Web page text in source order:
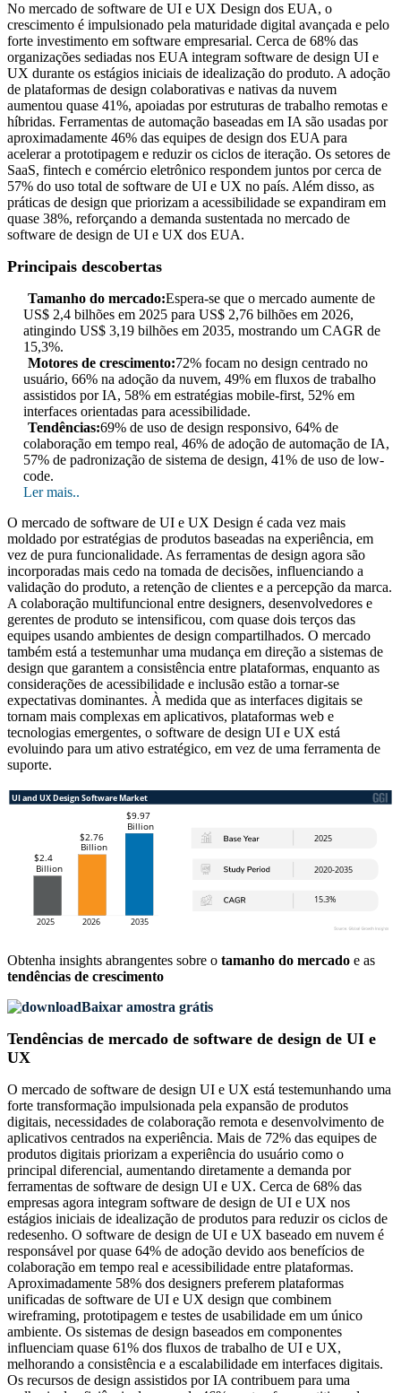
No mercado de software de UI e UX Design dos EUA, o
crescimento é impulsionado pela maturidade digital avançada e pelo
forte investimento em software empresarial. Cerca de 68% das
organizações sediadas nos EUA integram software de design UI e
UX durante os estágios iniciais de idealização do produto. A adoção
de plataformas de design colaborativas e nativas da nuvem
aumentou quase 41%, apoiadas por estruturas de trabalho remotas e
híbridas. Ferramentas de automação baseadas em IA são usadas por
aproximadamente 46% das equipes de design dos EUA para
acelerar a prototipagem e reduzir os ciclos de iteração. Os setores de
SaaS, fintech e comércio eletrônico respondem juntos por cerca de
57% do uso total de software de UI e UX no país. Além disso, as
práticas de design que priorizam a acessibilidade se expandiram em
quase 38%, reforçando a demanda sustentada no mercado de
software de design de UI e UX dos EUA.
Principais descobertas
Tamanho do mercado:Espera-se que o mercado aumente de
US$ 2,4 bilhões em 2025 para US$ 2,76 bilhões em 2026,
atingindo US$ 3,19 bilhões em 2035, mostrando um CAGR de
15,3%.
Motores de crescimento:72% focam no design centrado no
usuário, 66% na adoção da nuvem, 49% em fluxos de trabalho
assistidos por IA, 58% em estratégias mobile-first, 52% em
interfaces orientadas para acessibilidade.
Tendências:69% de uso de design responsivo, 64% de
colaboração em tempo real, 46% de adoção de automação de IA,
57% de padronização de sistema de design, 41% de uso de low-
code.
Ler mais..
O mercado de software de UI e UX Design é cada vez mais
moldado por estratégias de produtos baseadas na experiência, em
vez de pura funcionalidade. As ferramentas de design agora são
incorporadas mais cedo na tomada de decisões, influenciando a
validação do produto, a retenção de clientes e a percepção da marca.
A colaboração multifuncional entre designers, desenvolvedores e
gerentes de produto se intensificou, com quase dois terços das
equipes usando ambientes de design compartilhados. O mercado
também está a testemunhar uma mudança em direção a sistemas de
design que garantem a consistência entre plataformas, enquanto as
considerações de acessibilidade e inclusão estão a tornar-se
expectativas dominantes. À medida que as interfaces digitais se
tornam mais complexas em aplicativos, plataformas web e
tecnologias emergentes, o software de design UI e UX está
evoluindo para um ativo estratégico, em vez de uma ferramenta de
suporte.
Obtenha insights abrangentes sobre o tamanho do mercado e as
tendências de crescimento
Baixar amostra grátis
Tendências de mercado de software de design de UI e
UX
O mercado de software de design UI e UX está testemunhando uma
forte transformação impulsionada pela expansão de produtos
digitais, necessidades de colaboração remota e desenvolvimento de
aplicativos centrados na experiência. Mais de 72% das equipes de
produtos digitais priorizam a experiência do usuário como o
principal diferencial, aumentando diretamente a demanda por
ferramentas de software de design UI e UX. Cerca de 68% das
empresas agora integram software de design de UI e UX nos
estágios iniciais de idealização de produtos para reduzir os ciclos de
redesenho. O software de design de UI e UX baseado em nuvem é
responsável por quase 64% de adoção devido aos benefícios de
colaboração em tempo real e acessibilidade entre plataformas.
Aproximadamente 58% dos designers preferem plataformas
unificadas de software de UI e UX design que combinem
wireframing, prototipagem e testes de usabilidade em um único
ambiente. Os sistemas de design baseados em componentes
influenciam quase 61% dos fluxos de trabalho de UI e UX,
melhorando a consistência e a escalabilidade em interfaces digitais.
Os recursos de design assistidos por IA contribuem para uma